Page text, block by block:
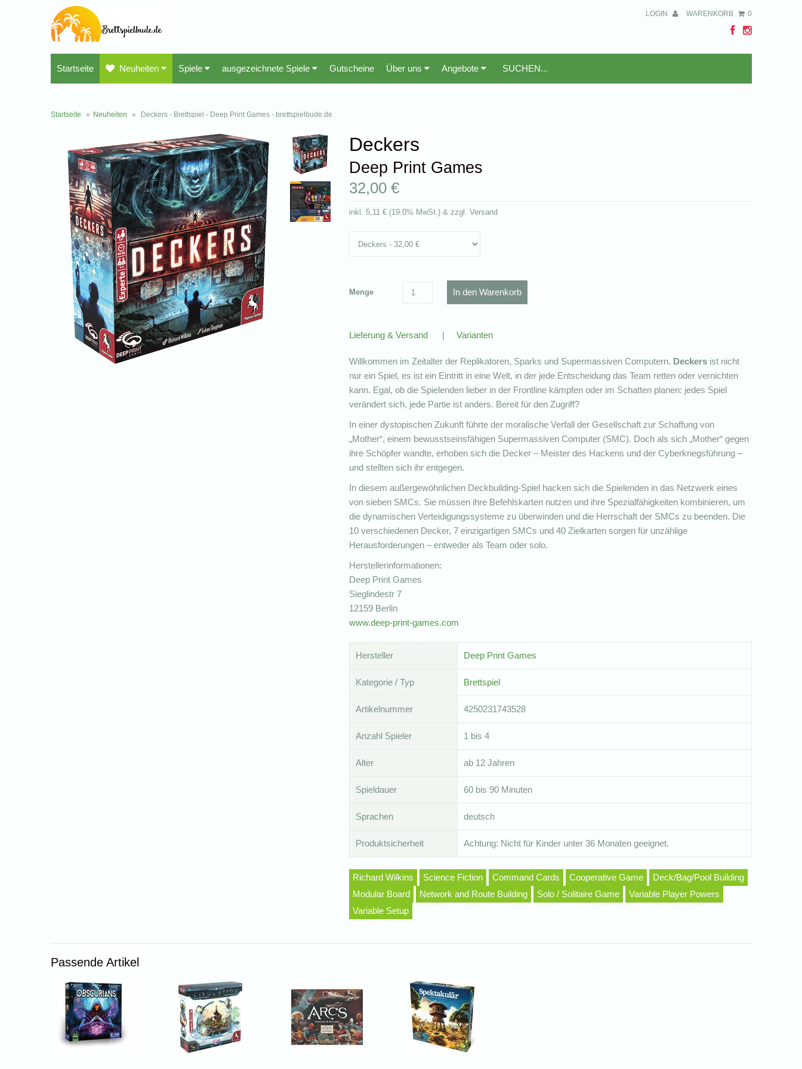
LOGIN WARENKORB 0
Startseite Neuheiten Spiele ausgezeichnete Spiele Gutscheine Über uns Angebote
Startseite » Neuheiten » Deckers - Brettspiel - Deep Print Games - brettspielbude.de
Deckers
Deep Print Games
32,00 €
inkl. 5,11 €(19.0% MwSt.) & zzgl. Versand
Menge
Lieferung & Versand | Varianten
Willkommen im Zeitalter der Replikatoren, Sparks und Supermassiven Computern. Deckersist nicht
nur ein Spiel, es ist ein Eintritt in eine Welt, in der jede Entscheidung das Team retten oder vernichten
kann. Egal, ob die Spielenden lieber in der Frontline kämpfen oder im Schatten planen: jedes Spiel
verändert sich, jede Partie ist anders. Bereit für den Zugriff?
In einer dystopischen Zukunft führte der moralische Verfall der Gesellschaft zur Schaffung von
„Mother“, einem bewusstseinsfähigen Supermassiven Computer (SMC). Doch als sich „Mother“ gegen
ihre Schöpfer wandte, erhoben sich die Decker – Meister des Hackens und der Cyberkriegsführung –
und stellten sich ihr entgegen.
In diesem außergewöhnlichen Deckbuilding-Spiel hacken sich die Spielenden in das Netzwerk eines
von sieben SMCs. Sie müssen ihre Befehlskarten nutzen und ihre Spezialfähigkeiten kombinieren, um
die dynamischen Verteidigungssysteme zu überwinden und die Herrschaft der SMCs zu beenden. Die
10 verschiedenen Decker, 7 einzigartigen SMCs und 40 Zielkarten sorgen für unzählige
Herausforderungen – entweder als Team oder solo.
Herstellerinformationen:
Deep Print Games
Sieglindestr 7
12159 Berlin
www.deep-print-games.com
Hersteller Deep Print Games
Kategorie / Typ Brettspiel
Artikelnummer 4250231743528
Anzahl Spieler 1 bis 4
Alter ab 12 Jahren
Spieldauer 60 bis 90 Minuten
Sprachen deutsch
Produktsicherheit Achtung: Nicht für Kinder unter 36 Monaten geeignet.
Richard Wilkins Science Fiction Command Cards Cooperative Game
Deck/Bag/Pool Building
Modular Board
Network and Route Building Solo / Solitaire Game
Variable Player Powers
Variable Setup
Passende Artikel